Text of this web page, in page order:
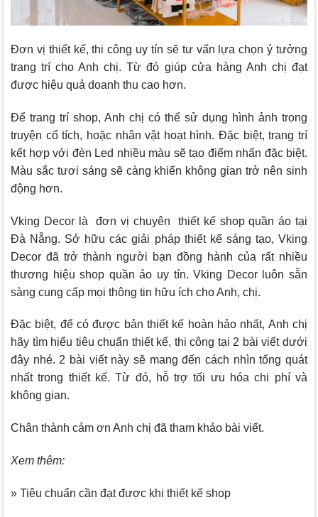
Đơn vị thiết kế, thi công uy tín sẽ tư vấn lựa chọn ý tưởng
trang trí cho Anh chị. Từ đó giúp cửa hàng Anh chị đạt
được hiệu quả doanh thu cao hơn.
Để trang trí shop, Anh chị có thể sử dụng hình ảnh trong
truyện cổ tích, hoặc nhân vật hoạt hình. Đặc biệt, trang trí
kết hợp với đèn Led nhiều màu sẽ tạo điểm nhấn đặc biệt.
Màu sắc tươi sáng sẽ càng khiến không gian trở nên sinh
động hơn.
Vking Decor là đơn vị chuyên thiết kế shop quần áo tại
Đà Nẵng. Sở hữu các giải pháp thiết kế sáng tạo, Vking
Decor đã trở thành người bạn đồng hành của rất nhiều
thương hiệu shop quần áo uy tín. Vking Decor luôn sẵn
sàng cung cấp mọi thông tin hữu ích cho Anh, chị.
Đặc biệt, để có được bản thiết kế hoàn hảo nhất, Anh chị
hãy tìm hiểu tiêu chuẩn thiết kế, thi công tại 2 bài viết dưới
đây nhé. 2 bài viết này sẽ mang đến cách nhìn tổng quát
nhất trong thiết kế. Từ đó, hỗ trợ tối ưu hóa chi phí và
không gian.
Chân thành cảm ơn Anh chị đã tham khảo bài viết.
Xem thêm:
» Tiêu chuẩn cần đạt được khi thiết kế shop